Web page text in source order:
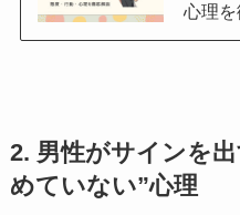
心理を
2. 男性がサインを
めていない”心理